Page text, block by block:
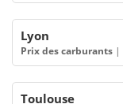
Lyon
Prix des carburants |
Toulouse